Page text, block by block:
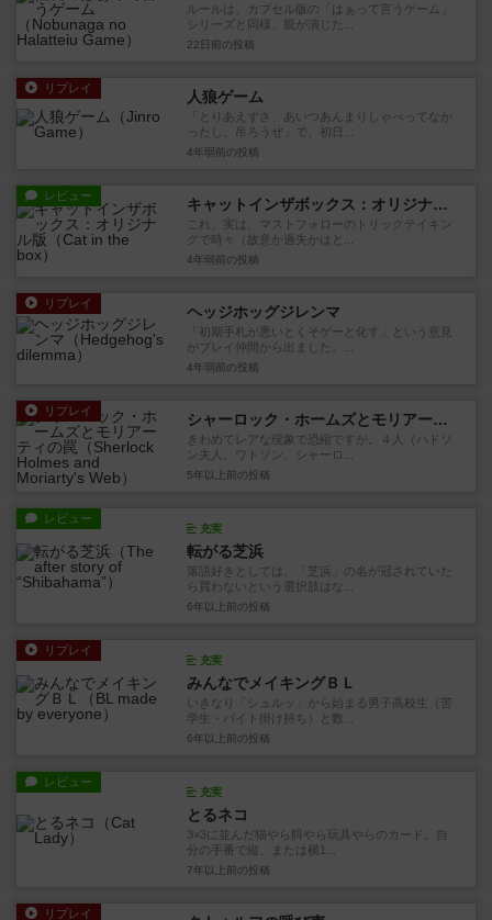
ルールは、カプセル版の「はぁって言うゲーム」
シリーズと同様、親が演じた...
22日前 の投稿
リプレイ 人狼ゲーム
「とりあえずさ、あいつあんまりしゃべってなか
ったし、吊ろうぜ」で、初日...
4年弱前 の投稿
レビュー キャットインザボックス：オリジナル版
これ、実は、マストフォローのトリックテイキン
グで時々（故意か過失かはと...
4年弱前 の投稿
リプレイ ヘッジホッグジレンマ
「初期手札が悪いとくそゲーと化す」という意見
がプレイ仲間から出ました。...
4年弱前 の投稿
リプレイ シャーロック・ホームズとモリアーティの罠
きわめてレアな現象で恐縮ですが。４人（ハドソ
ン夫人、ワトソン、シャーロ...
5年以上前 の投稿
レビュー
充実
転がる芝浜
落語好きとしては、「芝浜」の名が冠されていた
ら買わないという選択肢はな...
6年以上前 の投稿
リプレイ
充実
みんなでメイキングＢＬ
いきなり「シュルッ」から始まる男子高校生（苦
学生・バイト掛け持ち）と数...
6年以上前 の投稿
レビュー
充実
とるネコ
3×3に並んだ猫やら餌やら玩具やらのカード。自
分の手番で縦、または横1...
7年以上前 の投稿
リプレイ